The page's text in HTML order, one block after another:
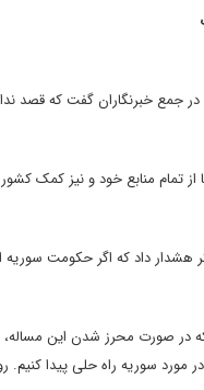
در جمع خبرنگاران گفت که قصد
از تمام منابع خود و نیز کمک
هشدار داد که اگر حکومت
در صورت محرز شدن این مساله،
مورد سوریه راه حلی پیدا